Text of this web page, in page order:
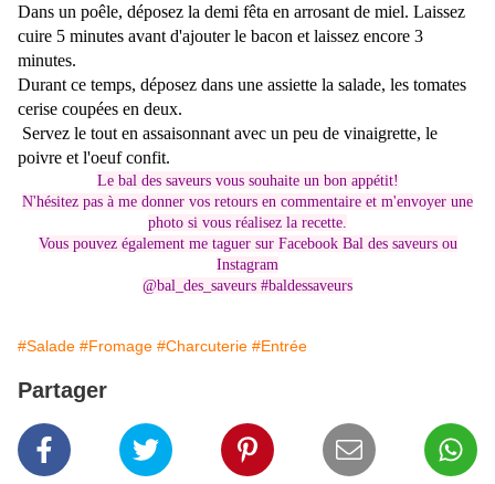
Dans un poêle, déposez la demi fêta en arrosant de miel. Laissez
cuire 5 minutes avant d'ajouter le bacon et laissez encore 3
minutes.
Durant ce temps, déposez dans une assiette la salade, les tomates
cerise coupées en deux.
Servez le tout en assaisonnant avec un peu de vinaigrette, le
poivre et l'oeuf confit.
Le bal des saveurs vous souhaite un bon appétit!
N'hésitez pas à me donner vos retours en commentaire et m'envoyer une
photo si vous réalisez la recette.
Vous pouvez également me taguer sur Facebook Bal des saveurs ou
Instagram
@bal_des_saveurs #baldessaveurs
#Salade #Fromage #Charcuterie #Entrée
Partager